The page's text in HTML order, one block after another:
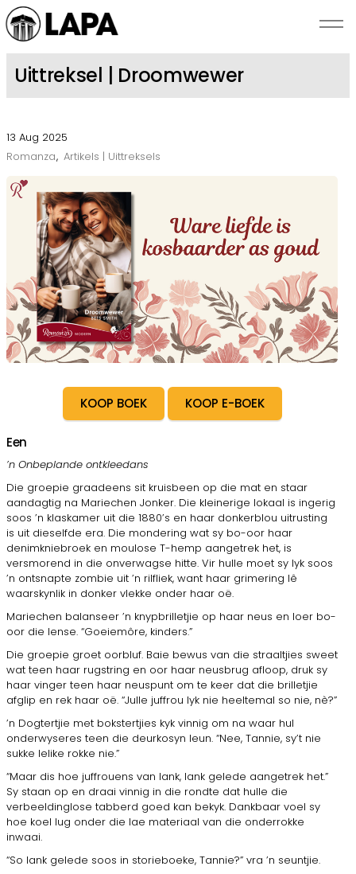
SKRYWERS
BEKENDSTELLINGS
ROMANZA
OOR LAPA
KONTAK ONS
Uittreksel | Droomwewer
13 Aug 2025
Romanza Artikels | Uittreksels
KOOP BOEK KOOP E-BOEK
Een
’n Onbeplande ontkleedans
Die groepie graadeens sit kruisbeen op die mat en staar
aandagtig na Mariechen Jonker. Die kleinerige lokaal is ingerig
soos ’n klaskamer uit die 1880’s en haar donkerblou uitrusting
is uit dieselfde era. Die mondering wat sy bo-oor haar
denimkniebroek en moulose T-hemp aangetrek het, is
versmorend in die onverwagse hitte. Vir hulle moet sy lyk soos
’n ontsnapte zombie uit ’n rilfliek, want haar grimering lê
waarskynlik in donker vlekke onder haar oë.
Mariechen balanseer ’n knypbrilletjie op haar neus en loer bo-
oor die lense. “Goeiemôre, kinders.”
Die groepie groet oorbluf. Baie bewus van die straaltjies sweet
wat teen haar rugstring en oor haar neusbrug afloop, druk sy
haar vinger teen haar neuspunt om te keer dat die brilletjie
afglip en rek haar oë. “Julle juffrou lyk nie heeltemal so nie, nè?”
’n Dogtertjie met bokstertjies kyk vinnig om na waar hul
onderwyseres teen die deurkosyn leun. “Nee, Tannie, sy’t nie
sukke lelike rokke nie.”
“Maar dis hoe juffrouens van lank, lank gelede aangetrek het.”
Sy staan op en draai vinnig in die rondte dat hulle die
verbeeldinglose tabberd goed kan bekyk. Dankbaar voel sy
hoe koel lug onder die lae materiaal van die onderrokke
inwaai.
“So lank gelede soos in storieboeke, Tannie?” vra ’n seuntjie.